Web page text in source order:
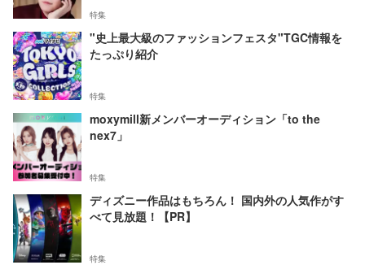
特集
"史上最大級のファッションフェスタ"TGC情報を
たっぷり紹介
特集
moxymill新メンバーオーディション「to the
nex7」
特集
ディズニー作品はもちろん！ 国内外の人気作がす
べて見放題！【PR】
特集